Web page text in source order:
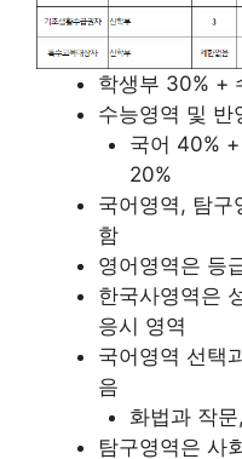
학생부 30% +
수능영역 및 반
국어 40%
20%
국어영역, 탐구
함
영어영역은 등
한국사영역은
응시 영역
국어영역 선택
음
화법과 작
탐구영역은 사